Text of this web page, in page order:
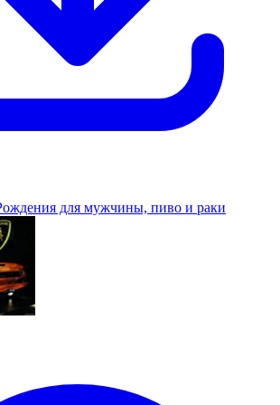
для мужчины, пиво и раки